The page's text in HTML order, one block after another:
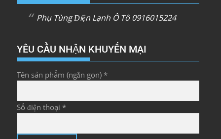
Phụ Tùng Điện Lạnh Ô Tô 0916015224
YÊU CẦU NHẬN KHUYẾN MẠI
Tên sản phẩm (ngắn gọn) *
Số điện thoại *